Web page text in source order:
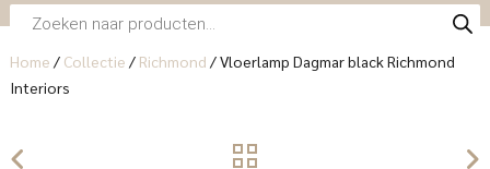
Producten
zoeken
Home / Collectie / Richmond /Vloerlamp Dagmar black Richmond
Interiors